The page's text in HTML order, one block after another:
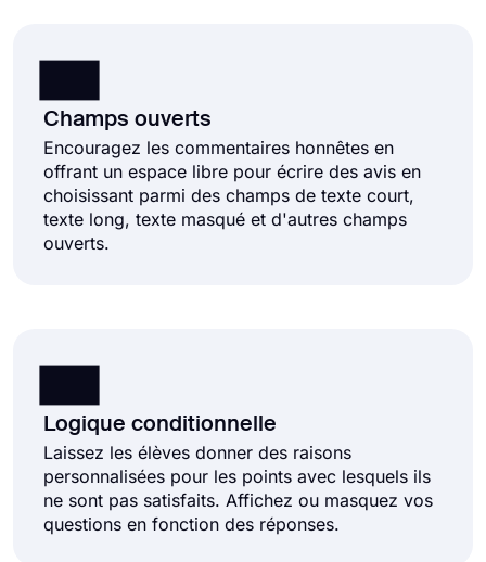
Champs ouverts
Encouragez les commentaires honnêtes en
offrant un espace libre pour écrire des avis en
choisissant parmi des champs de texte court,
texte long, texte masqué et d'autres champs
ouverts.
Logique conditionnelle
Laissez les élèves donner des raisons
personnalisées pour les points avec lesquels ils
ne sont pas satisfaits. Affichez ou masquez vos
questions en fonction des réponses.